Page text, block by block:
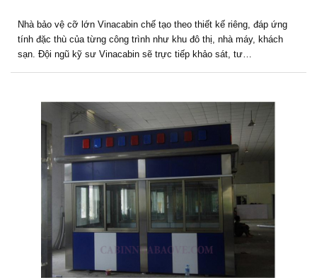
Nhà bảo vệ cỡ lớn Vinacabin chế tạo theo thiết kế riêng, đáp ứng
tính đặc thù của từng công trình như khu đô thị, nhà máy, khách
sạn. Đội ngũ kỹ sư Vinacabin sẽ trực tiếp khảo sát, tư…